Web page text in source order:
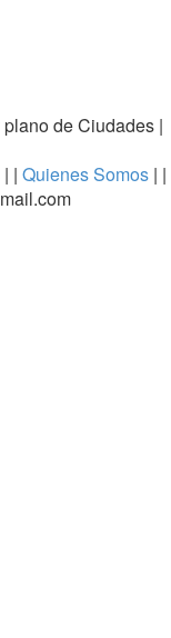
de Ciudades|
| | Quienes Somos | |